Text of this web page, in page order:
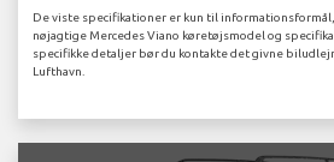
De viste specifikationer er kun til
nøjagtige Mercedes Viano køretøjsmodel og
specifikke detaljer bør du kontakte det givne
Lufthavn.